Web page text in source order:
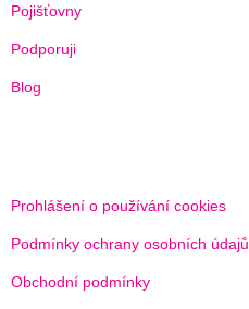
Pojišťovny
Podporuji
Blog
Prohlášení o používání cookies
Podmínky ochrany osobních údajů
Obchodní podmínky